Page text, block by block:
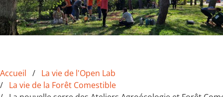
Accueil
La vie de l'Open Lab
La vie de la Forêt Comestible